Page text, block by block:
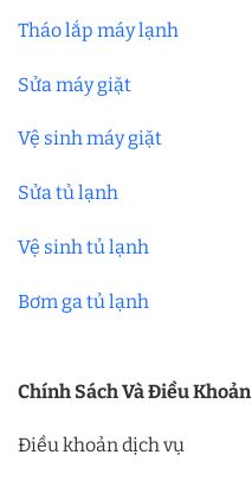
Tháo lắp máy lạnh
Sửa máy giặt
Vệ sinh máy giặt
Sửa tủ lạnh
Vệ sinh tủ lạnh
Bơm ga tủ lạnh
Chính Sách Và Điều Khoản
Điều khoản dịch vụ